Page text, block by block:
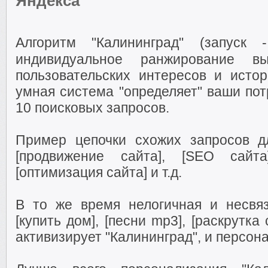
Алгоритм "Калининград" (запуск
индивидуальное ранжирование
пользовательских интересов и
умная система "определяет" ваши
10 поисковых запросов.
Пример цепочки схожих запросов
[продвижение сайта], [SEO
[оптимизация сайта] и т.д.
В то же время нелогичная и
[купить дом], [песни mp3],
активизирует "Калининград", и